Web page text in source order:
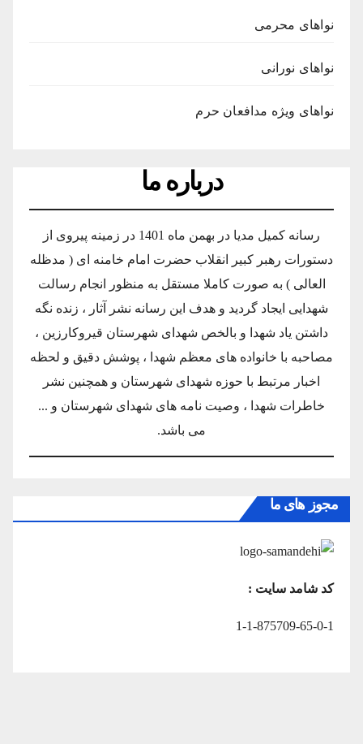
نواهای محرمی
نواهای نورانی
نواهای ویژه مدافعان حرم
درباره ما
رسانه کمیل مدیا در بهمن ماه 1401 در زمینه پیروی از
دستورات رهبر کبیر انقلاب حضرت امام خامنه ای ( مدظله
العالی ) به صورت کاملا مستقل به منظور انجام رسالت
شهدایی ایجاد گردید و هدف این رسانه نشر آثار ، زنده نگه
داشتن یاد شهدا و بالخص شهدای شهرستان قیروکارزین ،
مصاحبه با خانواده های معظم شهدا ، پوشش دقیق و لحظه
اخبار مرتبط با حوزه شهدای شهرستان و همچنین نشر
خاطرات شهدا ، وصیت نامه های شهدای شهرستان و ...
می باشد.
مجوز های ما
کد شامد سایت :
1-1-875709-65-0-1